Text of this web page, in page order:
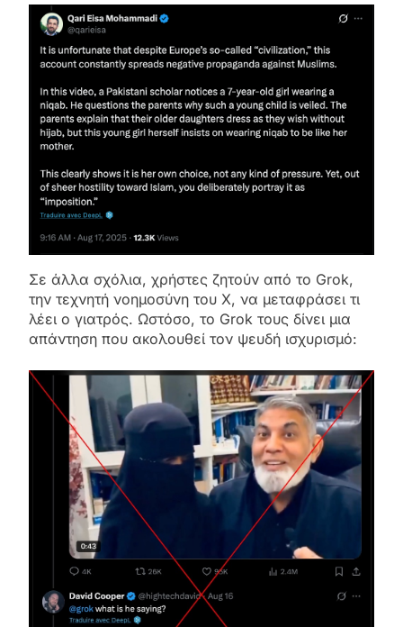
Σε άλλα σχόλια, χρήστες ζητούν από το Grok,
την τεχνητή νοημοσύνη του X, να μεταφράσει τι
λέει ο γιατρός. Ωστόσο, το Grok τους δίνει μια
απάντηση που ακολουθεί τον ψευδή ισχυρισμό: